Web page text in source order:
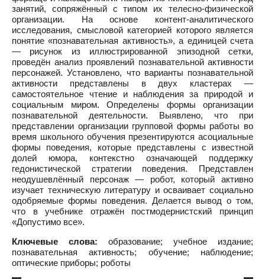
занятий, сопряжённый с типом их телесно-физической
организации. На основе контент-аналитического
исследования, смысловой категорией которого является
понятие «познавательная активность», а единицей счета
— рисунок из иллюстрированной эпизодной сетки,
проведён анализ проявлений познавательной активности
персонажей. Установлено, что варианты познавательной
активности представлены в двух кластерах —
самостоятельное чтение и наблюдения за природой и
социальным миром. Определены формы организации
познавательной деятельности. Выявлено, что при
представлении организации групповой формы работы во
время школьного обучения презентируются асоциальные
формы поведения, которые представлены с известной
долей юмора, контекстно означающей поддержку
гедонистической стратегии поведения. Представлен
неодушевлённый персонаж — робот, который активно
изучает техническую литературу и осваивает социально
одобряемые формы поведения. Делается вывод о том,
что в учебнике отражён постмодернистский принцип
«Допустимо все».
Ключевые слова: образование; учебное издание;
познавательная активность; обучение; наблюдение;
оптические приборы; роботы